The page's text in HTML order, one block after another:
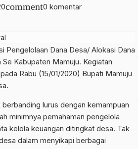
comment0 komentar
Dana Desa/ Alokasi Dana
Kabupaten Mamuju. Kegiatan
Rabu (15/01/2020) Bupati Mamuju
lurus dengan kemampuan
minimnya pemahaman pengelola
kelola keuangan ditingkat desa. Tak
dalam menyikapi berbagai